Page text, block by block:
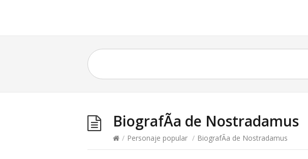
BiografÃ­a de Nostradamus
/ Personaje popular / BiografÃ­a de Nostradamus